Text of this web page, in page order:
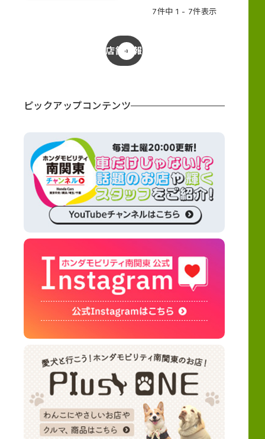
7件中 1 - 7件表示
店舗情報
ピックアップコンテンツ